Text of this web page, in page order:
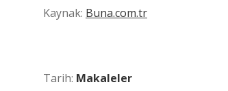
Kaynak: Buna.com.tr
Tarih: Makaleler